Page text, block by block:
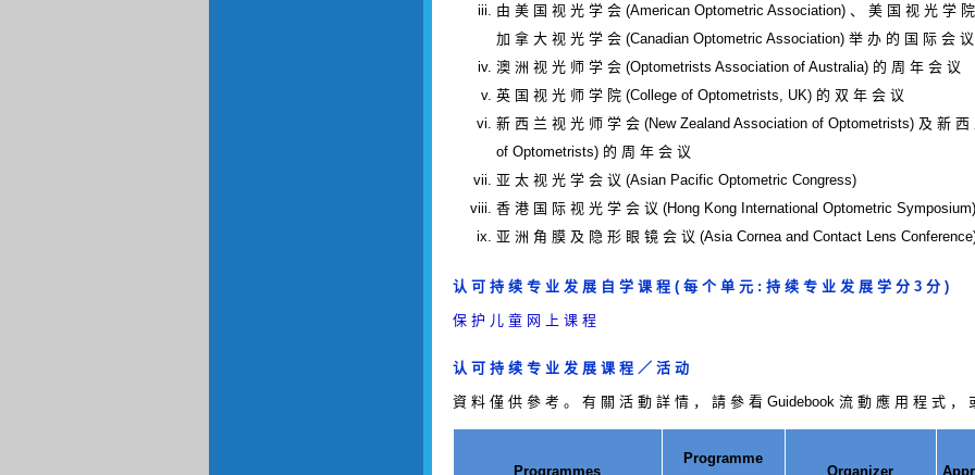
由 美 国 视 光 学 会 (American Optometric Association) 、 美 国 视 光 学
加 拿 大 视 光 学 会 (Canadian Optometric Association) 举 办 的 国 际 会 议
澳 洲 视 光 师 学 会 (Optometrists Association of Australia) 的 周 年 会 议
英 国 视 光 师 学 院 (College of Optometrists, UK) 的 双 年 会 议
新 西 兰 视 光 师 学 会 (New Zealand Association of Optometrists) 及 新
of Optometrists) 的 周 年 会 议
亚 太 视 光 学 会 议 (Asian Pacific Optometric Congress)
香 港 国 际 视 光 学 会 议 (Hong Kong International Optometric Symposium)
亚 洲 角 膜 及 隐 形 眼 镜 会 议 (Asia Cornea and Contact Lens
认 可 持 续 专 业 发 展 自 学 课 程 ( 每 个 单 元 : 持 续 专 业 发 展 学 分 3 分 )
保 护 儿 童 网 上 课 程
认 可 持 续 专 业 发 展 课 程 ／ 活 动
資 料 僅 供 參 考 。 有 關 活 動 詳 情 ， 請 參 看 Guidebook 流 動 應 用 程 式 ，
Programmes
Programme
Organizer